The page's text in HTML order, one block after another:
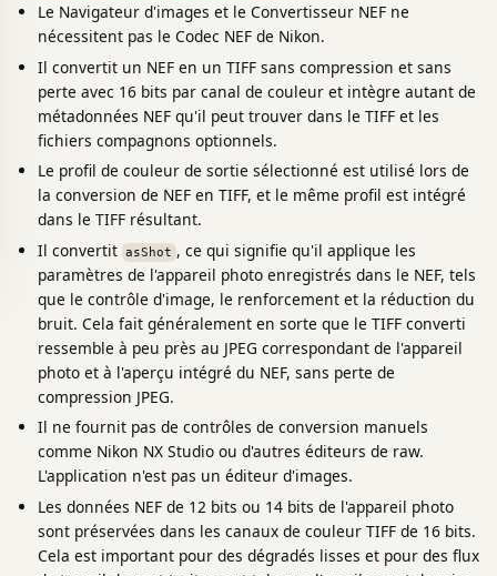
Le Navigateur d'images et le Convertisseur NEF ne
nécessitent pas le Codec NEF de Nikon.
Il convertit un NEF en un TIFF sans compression et sans
perte avec 16 bits par canal de couleur et intègre autant de
métadonnées NEF qu'il peut trouver dans le TIFF et les
fichiers compagnons optionnels.
Le profil de couleur de sortie sélectionné est utilisé lors de
la conversion de NEF en TIFF, et le même profil est intégré
dans le TIFF résultant.
Il convertit asShot , ce qui signifie qu'il applique les
paramètres de l'appareil photo enregistrés dans le NEF, tels
que le contrôle d'image, le renforcement et la réduction du
bruit. Cela fait généralement en sorte que le TIFF converti
ressemble à peu près au JPEG correspondant de l'appareil
photo et à l'aperçu intégré du NEF, sans perte de
compression JPEG.
Il ne fournit pas de contrôles de conversion manuels
comme Nikon NX Studio ou d'autres éditeurs de raw.
L'application n'est pas un éditeur d'images.
Les données NEF de 12 bits ou 14 bits de l'appareil photo
sont préservées dans les canaux de couleur TIFF de 16 bits.
Cela est important pour des dégradés lisses et pour des flux